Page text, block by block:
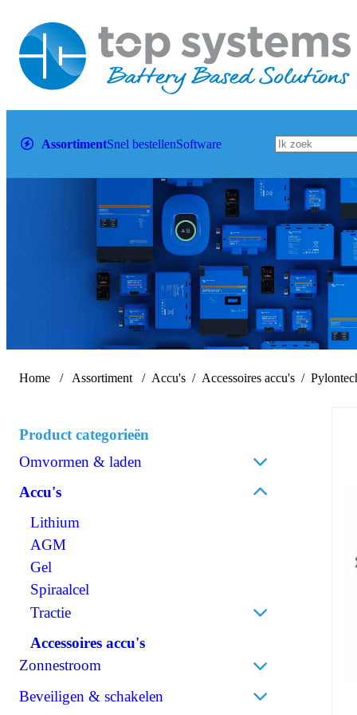
AssortimentSnel bestellenSoftware
Home Assortiment Accu's Accessoires accu's
Product categorieën
Omvormen & laden
Acculaders
Laadpalen
Laadstroomverdelers
Omvormen/laden combi
Omvormen DC/AC
Omvormen DC/DC
IEC/UK Producten
Accessoires Omvormen & laden
Accu's
Lithium
AGM
Gel
Spiraalcel
Tractie
OPzS
OPzV
Accessoires accu's
Zonnestroom
Zonnepanelen
Beveiligen & schakelen